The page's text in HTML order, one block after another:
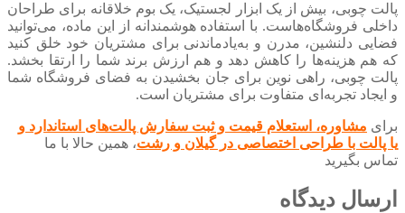
پالت چوبی، بیش از یک ابزار لجستیک، یک بوم خلاقانه برای طراحان
داخلی فروشگاه‌هاست. با استفاده هوشمندانه از این ماده، می‌توانید
فضایی دلنشین، مدرن و به‌یادماندنی برای مشتریان خود خلق کنید
که هم هزینه‌ها را کاهش دهد و هم ارزش برند شما را ارتقا بخشد.
پالت چوبی، راهی نوین برای جان بخشیدن به فضای فروشگاه شما
و ایجاد تجربه‌ای متفاوت برای مشتریان است.
برای مشاوره، استعلام قیمت و ثبت سفارش پالت‌های استاندارد و
یا پالت با طراحی اختصاصی در گیلان و رشت، همین حالا با ما
تماس بگیرید
ارسال دیدگاه